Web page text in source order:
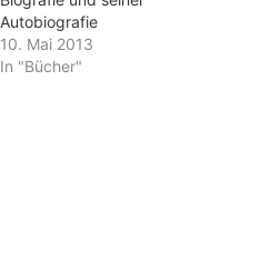
Autobiografie
10. Mai 2013
In "Bücher"